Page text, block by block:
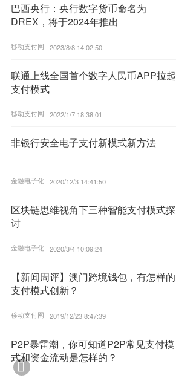
巴西央行：央行数字货币命名为
DREX，将于2024年推出
移动支付网 | 2023/8/8 14:02:50
联通上线全国首个数字人民币APP拉起
支付模式
移动支付网 | 2022/1/7 18:38:01
非银行安全电子支付新模式新方法
金融电子化 | 2020/12/3 14:41:50
区块链思维视角下三种智能支付模式探
讨
金融电子化 | 2020/3/4 10:09:24
【新闻周评】澳门跨境钱包，有怎样的
支付模式创新？
移动支付网 | 2019/12/23 8:47:39
P2P暴雷潮，你可知道P2P常见支付模
式和资金流动是怎样的？
